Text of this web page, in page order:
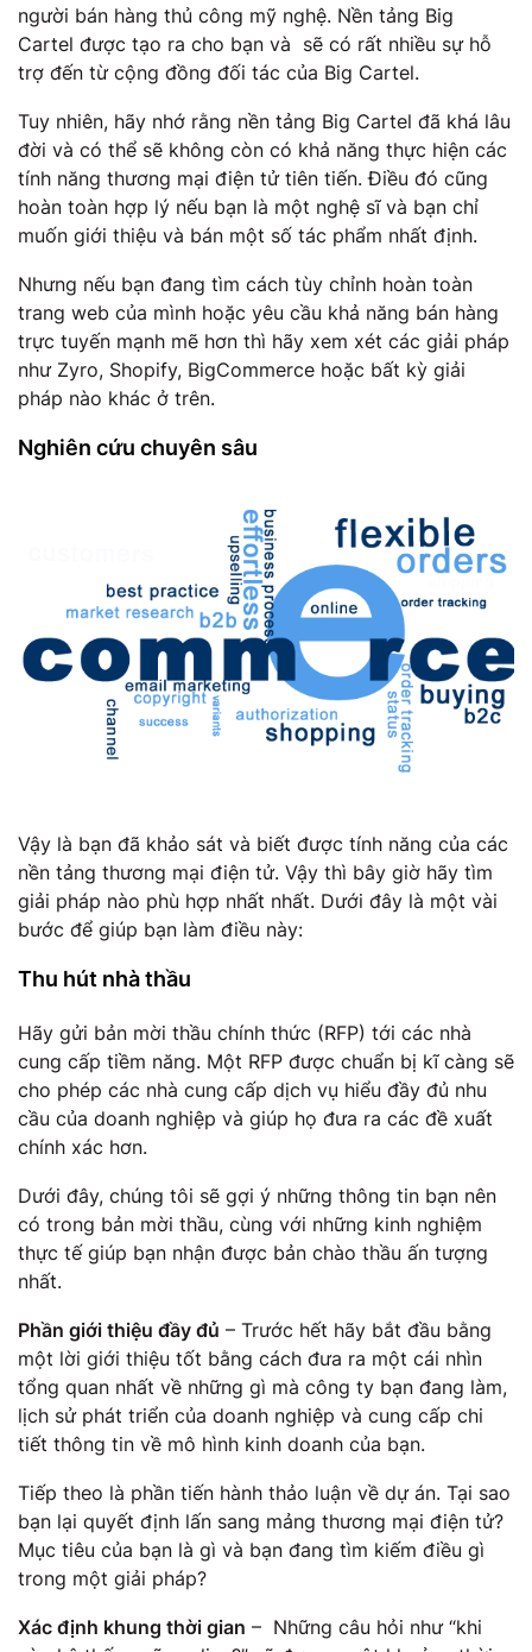
người bán hàng thủ công mỹ nghệ. Nền tảng Big
Cartel được tạo ra cho bạn và sẽ có rất nhiều sự hỗ
trợ đến từ cộng đồng đối tác của Big Cartel.
Tuy nhiên, hãy nhớ rằng nền tảng Big Cartel đã khá lâu
đời và có thể sẽ không còn có khả năng thực hiện các
tính năng thương mại điện tử tiên tiến. Điều đó cũng
hoàn toàn hợp lý nếu bạn là một nghệ sĩ và bạn chỉ
muốn giới thiệu và bán một số tác phẩm nhất định.
Nhưng nếu bạn đang tìm cách tùy chỉnh hoàn toàn
trang web của mình hoặc yêu cầu khả năng bán hàng
trực tuyến mạnh mẽ hơn thì hãy xem xét các giải pháp
như Zyro, Shopify, BigCommerce hoặc bất kỳ giải
pháp nào khác ở trên.
Nghiên cứu chuyên sâu
Vậy là bạn đã khảo sát và biết được tính năng của các
nền tảng thương mại điện tử. Vậy thì bây giờ hãy tìm
giải pháp nào phù hợp nhất nhất. Dưới đây là một vài
bước để giúp bạn làm điều này:
Thu hút nhà thầu
Hãy gửi bản mời thầu chính thức (RFP) tới các nhà
cung cấp tiềm năng. Một RFP được chuẩn bị kĩ càng sẽ
cho phép các nhà cung cấp dịch vụ hiểu đầy đủ nhu
cầu của doanh nghiệp và giúp họ đưa ra các đề xuất
chính xác hơn.
Dưới đây, chúng tôi sẽ gợi ý những thông tin bạn nên
có trong bản mời thầu, cùng với những kinh nghiệm
thực tế giúp bạn nhận được bản chào thầu ấn tượng
nhất.
Phần giới thiệu đầy đủ – Trước hết hãy bắt đầu bằng
một lời giới thiệu tốt bằng cách đưa ra một cái nhìn
tổng quan nhất về những gì mà công ty bạn đang làm,
lịch sử phát triển của doanh nghiệp và cung cấp chi
tiết thông tin về mô hình kinh doanh của bạn.
Tiếp theo là phần tiến hành thảo luận về dự án. Tại sao
bạn lại quyết định lấn sang mảng thương mại điện tử?
Mục tiêu của bạn là gì và bạn đang tìm kiếm điều gì
trong một giải pháp?
Xác định khung thời gian – Những câu hỏi như “khi